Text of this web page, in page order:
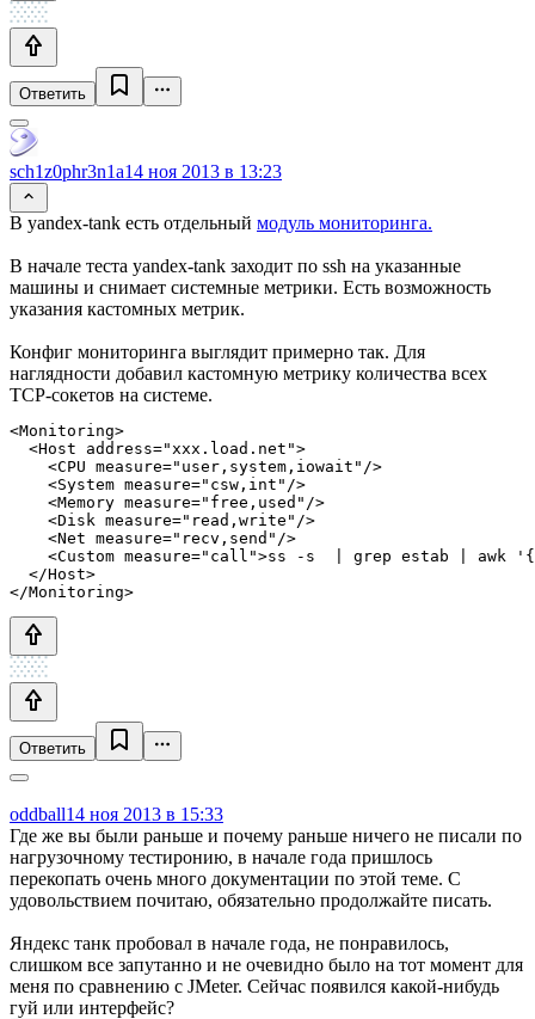
Ответить
sch1z0phr3n1a14 ноя 2013 в 13:23
В yandex-tank есть отдельный модуль мониторинга.
В начале теста yandex-tank заходит по ssh на указанные
машины и снимает системные метрики. Есть возможность
указания кастомных метрик.
Конфиг мониторинга выглядит примерно так. Для
наглядности добавил кастомную метрику количества всех
TCP-сокетов на системе.
<Monitoring>
  <Host address="xxx.load.net">
    <CPU measure="user,system,iowait"/>
    <System measure="csw,int"/>
    <Memory measure="free,used"/>
    <Disk measure="read,write"/>
    <Net measure="recv,send"/>
<Custom measure="call">ss -s  | grep estab | awk
  </Host>
Ответить
oddball14 ноя 2013 в 15:33
Где же вы были раньше и почему раньше ничего не писали по
нагрузочному тестиронию, в начале года пришлось
перекопать очень много документации по этой теме. С
удовольствием почитаю, обязательно продолжайте писать.
Яндекс танк пробовал в начале года, не понравилось,
слишком все запутанно и не очевидно было на тот момент для
меня по сравнению с JMeter. Сейчас появился какой-нибудь
гуй или интерфейс?